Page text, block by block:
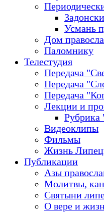
Усмань
Дом
Паломнику
Телестудия
Передача
Передача
Передача
Лекции и
Видеоклипы
Фильмы
Жизнь
Публикации
Азы
Молитвы,
Святыни
О вере и